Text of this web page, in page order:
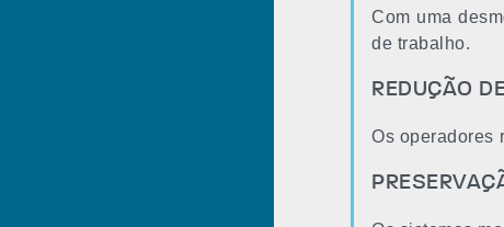
Com uma
de trabalho.
REDUÇÃO
Os operadores